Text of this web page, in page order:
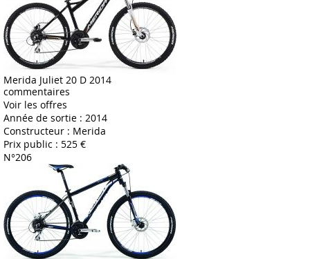
Merida Juliet 20 D 2014
commentaires
Voir les offres
Année de sortie : 2014
Constructeur : Merida
Prix public : 525 €
N°206